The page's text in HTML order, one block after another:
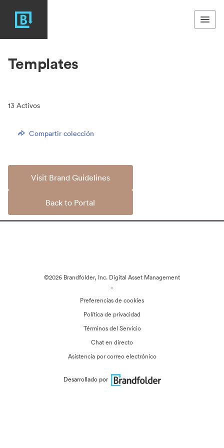
Templates
13 Activos
Compartir colección
Visit Brand Guidelines
Back to Portal
©2026 Brandfolder, Inc. Digital Asset Management
·
Preferencias de cookies
Política de privacidad
Términos del Servicio
Chat en directo
Asistencia por correo electrónico
Desarrollado por